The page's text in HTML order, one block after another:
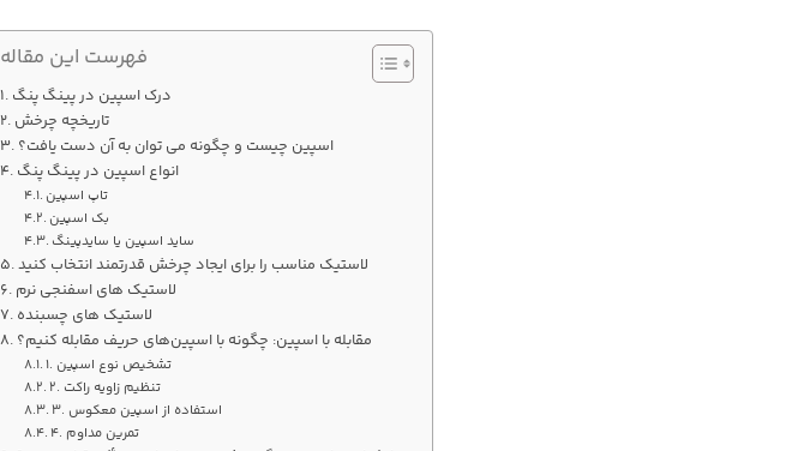
فهرست این مقاله
درک اسپین در پینگ پنگ
تاریخچه چرخش
اسپین چیست و چگونه می توان به آن دست یافت؟
انواع اسپین در پینگ پنگ
تاپ اسپین
بک اسپین
ساید اسپین یا سایدپینگ
لاستیک مناسب را برای ایجاد چرخش قدرتمند انتخاب کنید
لاستیک های اسفنجی نرم
لاستیک های چسبنده
مقابله با اسپین: چگونه با اسپین‌های حریف مقابله کنیم؟
1. تشخیص نوع اسپین
2. تنظیم زاویه راکت
3. استفاده از اسپین معکوس
4. تمرین مداوم